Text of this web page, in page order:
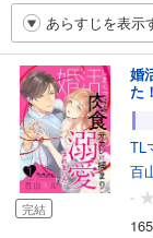
あらすじを表示
完結
婚
た！
TL
百
-